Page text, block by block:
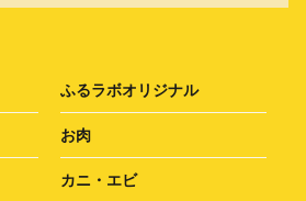
ふるラボオリジナル
お肉
カニ・エビ